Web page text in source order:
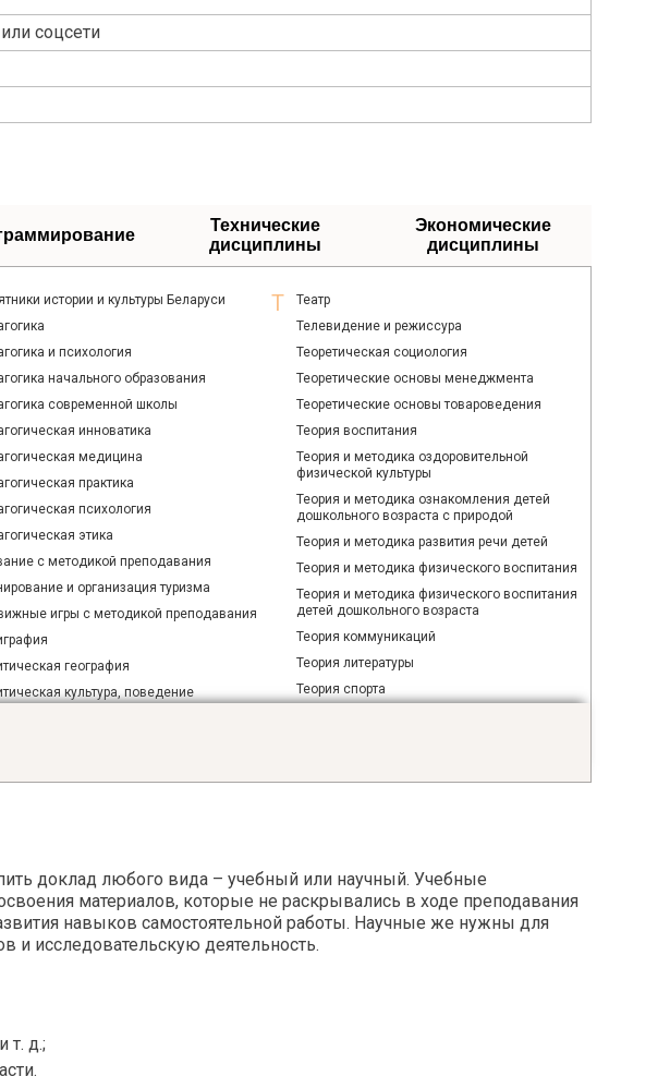
соцсети
Технические
дисциплины
Экономические
дисциплины
истории и культуры Беларуси
и психология
начального образования
современной школы
инноватика
медицина
практика
психология
этика
с методикой преподавания
и организация туризма
игры с методикой преподавания
география
культура, поведение
фонетика
культурология
лингвистика
психология
Театр
Телевидение и режиссура
Теоретическая социология
Теоретические основы менеджмента
Теоретические основы товароведения
Теория воспитания
Теория и методика оздоровительной
физической культуры
Теория и методика ознакомления детей
дошкольного возраста с природой
Теория и методика развития речи детей
Теория и методика физического воспитания
Теория и методика физического воспитания
детей дошкольного возраста
Теория коммуникаций
Теория литературы
Теория спорта
Трудовое и социальное право зарубежных
Физкультура и спорт
Филология
Философия
Фольклор
доклад любого вида – учебный или научный. Учебные
материалов, которые не раскрывались в ходе преподавания
навыков самостоятельной работы. Научные же нужны для
и исследовательскую деятельность.
т. д.;